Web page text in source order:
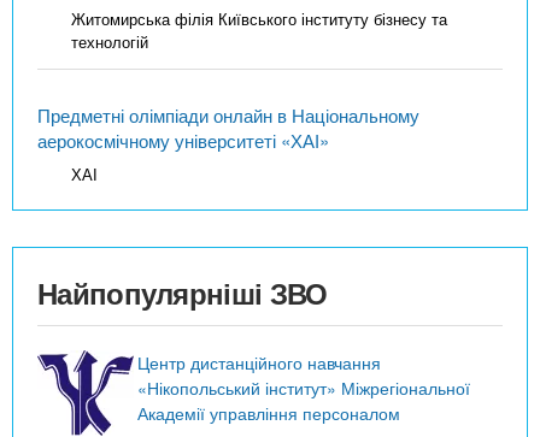
Житомирська філія Київського інституту бізнесу та
технологій
Предметні олімпіади онлайн в Національному
аерокосмічному університеті «ХАІ»
ХАІ
Найпопулярніші ЗВО
Центр дистанційного навчання
«Нікопольський інститут» Міжрегіональної
Академії управління персоналом